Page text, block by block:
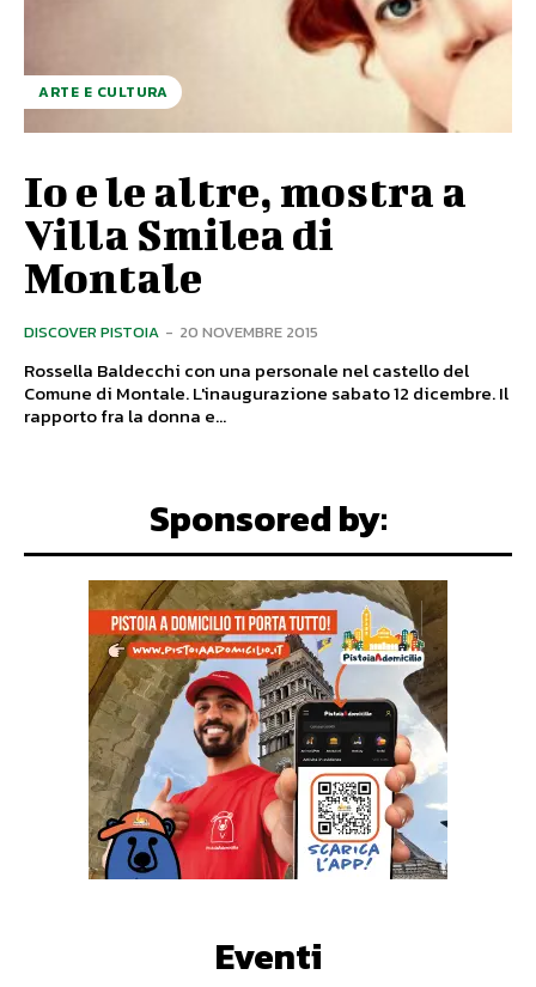
ARTE E CULTURA
Io e le altre, mostra a
Villa Smilea di
Montale
DISCOVER PISTOIA - 20 NOVEMBRE 2015
Rossella Baldecchi con una personale nel castello del
Comune di Montale. L'inaugurazione sabato 12 dicembre. Il
rapporto fra la donna e...
Sponsored by:
Eventi